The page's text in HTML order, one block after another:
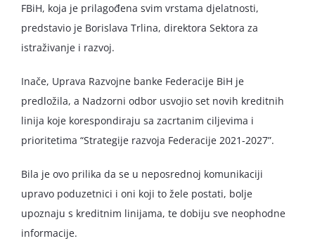
FBiH, koja je prilagođena svim vrstama djelatnosti,
predstavio je Borislava Trlina, direktora Sektora za
istraživanje i razvoj.
Inače, Uprava Razvojne banke Federacije BiH je
predložila, a Nadzorni odbor usvojio set novih kreditnih
linija koje korespondiraju sa zacrtanim ciljevima i
prioritetima “Strategije razvoja Federacije 2021-2027”.
Bila je ovo prilika da se u neposrednoj komunikaciji
upravo poduzetnici i oni koji to žele postati, bolje
upoznaju s kreditnim linijama, te dobiju sve neophodne
informacije.